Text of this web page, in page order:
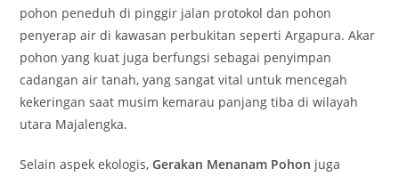
pohon peneduh di pinggir jalan protokol dan pohon
penyerap air di kawasan perbukitan seperti Argapura. Akar
pohon yang kuat juga berfungsi sebagai penyimpan
cadangan air tanah, yang sangat vital untuk mencegah
kekeringan saat musim kemarau panjang tiba di wilayah
utara Majalengka.
Selain aspek ekologis,Gerakan Menanam Pohon juga